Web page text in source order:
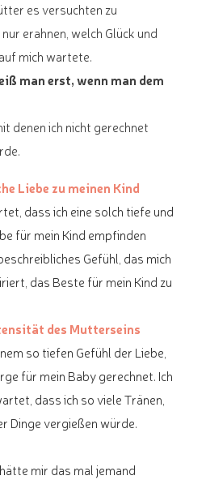
es versuchten zu
erahnen, welch Glück und
mich wartete.
man erst, wenn man dem
denen ich nicht gerechnet
Liebe zu meinen Kind
dass ich eine solch tiefe und
für mein Kind empfinden
Gefühl, das mich
das Beste für mein Kind zu
des Mutterseins
so tiefen Gefühl der Liebe,
für mein Baby gerechnet. Ich
dass ich so viele Tränen,
Dinge vergießen würde.
mir das mal jemand